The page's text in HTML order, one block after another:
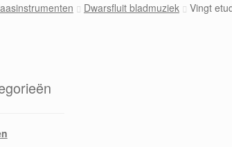
Dwarsfluit bladmuziek Vingt